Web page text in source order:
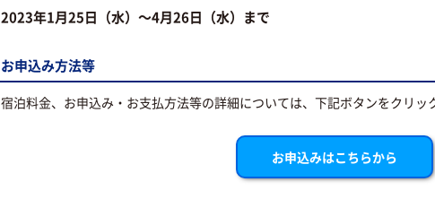
2023年1月25日（水）～4月26日（水）まで
お申込み方法等
宿泊料金、お申込み・お支払方法等の詳細については、下記ボタンをクリッ
お申込みはこちらから